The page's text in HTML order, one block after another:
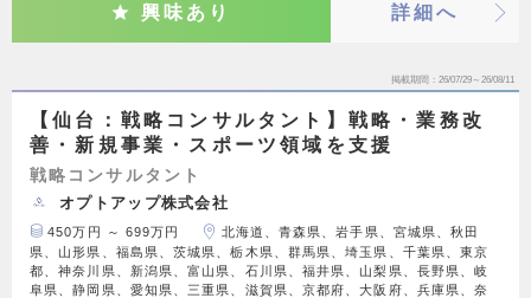
興味あり 詳細へ
掲載期間 26/07/29～26/08/11
【仙台：戦略コンサルタント】戦略・業務改
善・新規事業・スポーツ領域を支援
戦略コンサルタント
オプトアップ株式会社
450万円 ～ 699万円
北海道、青森県、岩手県、宮城県、秋田
県、山形県、福島県、茨城県、栃木県、群馬県、埼玉県、千葉県、東京
都、神奈川県、新潟県、富山県、石川県、福井県、山梨県、長野県、岐
阜県、静岡県、愛知県、三重県、滋賀県、京都府、大阪府、兵庫県、奈